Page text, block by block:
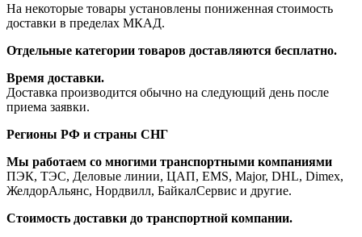
На некоторые товары установлены пониженная стоимость
доставки в пределах МКАД.
Отдельные категории товаров доставляются бесплатно.
Время доставки.
Доставка производится обычно на следующий день после
приема заявки.
Регионы РФ и страны СНГ
Мы работаем со многими транспортными компаниями
ПЭК, ТЭС, Деловые линии, ЦАП, EMS, Major, DHL, Dimex,
ЖелдорАльянс, Нордвилл, БайкалСервис и другие.
Стоимость доставки до транспортной компании.